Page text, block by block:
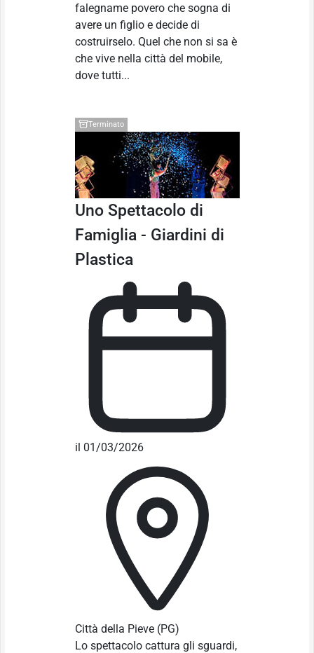
falegname povero che sogna di
avere un figlio e decide di
costruirselo. Quel che non si sa è
che vive nella città del mobile,
dove tutti...
Terminato
Uno Spettacolo di
Famiglia - Giardini di
Plastica
il 01/03/2026
Città della Pieve (PG)
Lo spettacolo cattura gli sguardi,